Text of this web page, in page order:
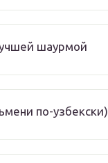
шаурмой
по-узбекски)